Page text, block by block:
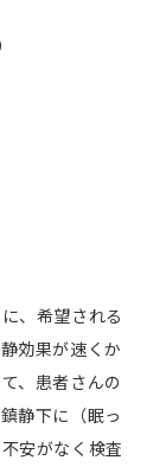
、希望される
効果が速くか
、患者さんの
静下に（眠っ
安がなく検査